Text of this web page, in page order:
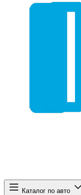
Каталог по авто